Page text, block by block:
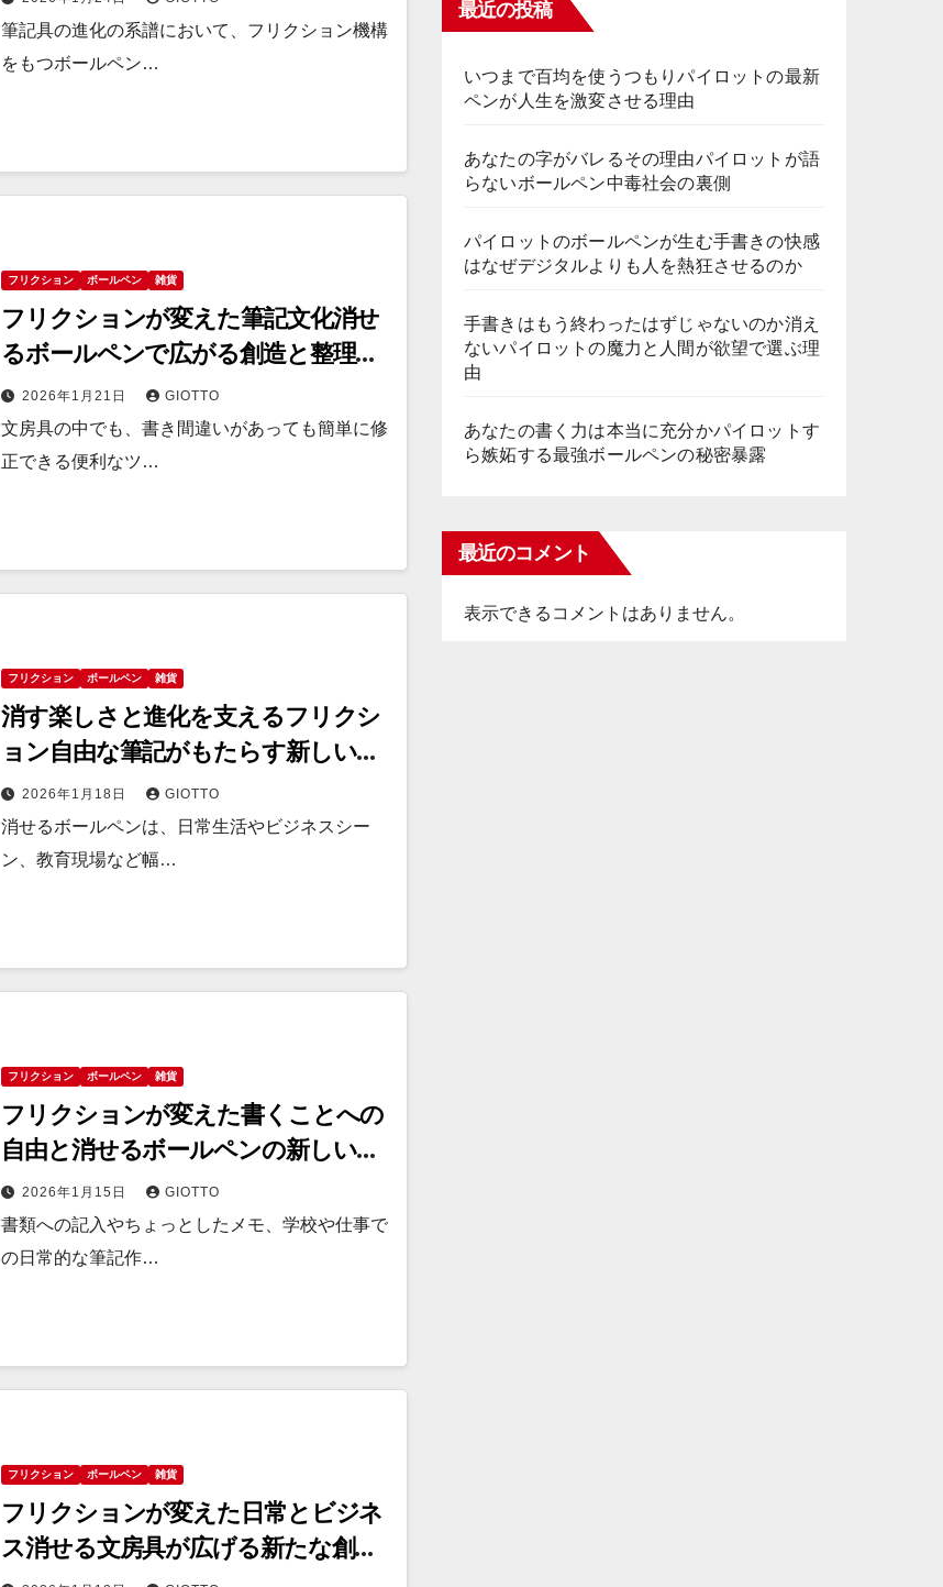
筆記具の進化の系譜において、フリクション機構
をもつボールペン…
フリクション ボールペン 雑貨
フリクションが変えた筆記文化消せ
るボールペンで広がる創造と整理の
新時代
2026年1月21日 GIOTTO
文房具の中でも、書き間違いがあっても簡単に修
正できる便利なツ…
フリクション ボールペン 雑貨
消す楽しさと進化を支えるフリクシ
ョン自由な筆記がもたらす新しい文
房具体験
2026年1月18日 GIOTTO
消せるボールペンは、日常生活やビジネスシー
ン、教育現場など幅…
フリクション ボールペン 雑貨
フリクションが変えた書くことへの
自由と消せるボールペンの新しい可
能性2026年1月15日 GIOTTO
書類への記入やちょっとしたメモ、学校や仕事で
の日常的な筆記作…
フリクション ボールペン 雑貨
フリクションが変えた日常とビジネ
ス消せる文房具が広げる新たな創造
最近の投稿
いつまで百均を使うつもりパイロットの最新
ペンが人生を激変させる理由
あなたの字がバレるその理由パイロットが語
らないボールペン中毒社会の裏側
パイロットのボールペンが生む手書きの快感
はなぜデジタルよりも人を熱狂させるのか
手書きはもう終わったはずじゃないのか消え
ないパイロットの魔力と人間が欲望で選ぶ理
由
あなたの書く力は本当に充分かパイロットす
ら嫉妬する最強ボールペンの秘密暴露
最近のコメント
表示できるコメントはありません。